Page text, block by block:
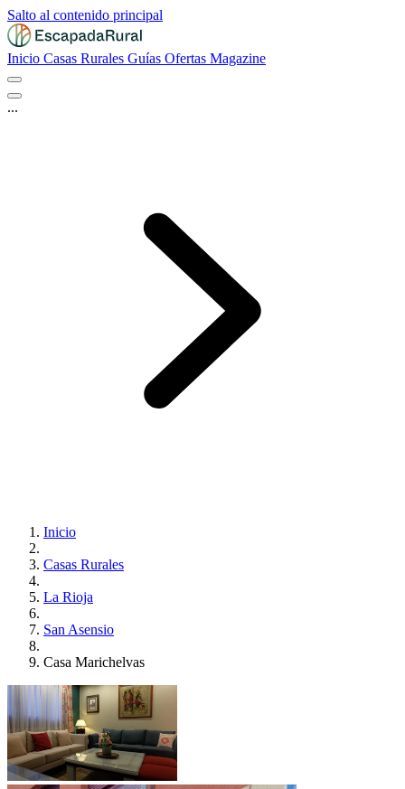
Salto al contenido principal
Inicio Casas Rurales Guías Ofertas Magazine
...
Inicio
Casas Rurales
La Rioja
San Asensio
Casa Marichelvas